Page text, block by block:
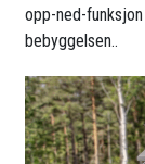
opp-ned-
bebyggelsen..